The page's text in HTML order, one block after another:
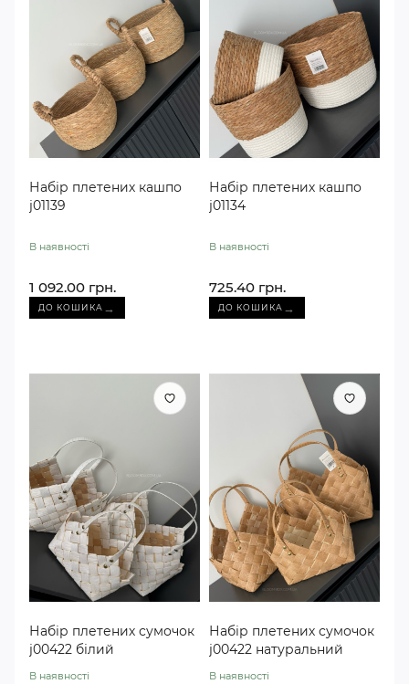
Набір плетених кашпо
j01139
В наявності
1 092.00 грн.
ДО КОШИКА →
Набір плетених кашпо
j01134
В наявності
725.40 грн.
ДО КОШИКА →
Набір плетених сумочок
j00422 білий
В наявності
Набір плетених сумочок
j00422 натуральний
В наявності